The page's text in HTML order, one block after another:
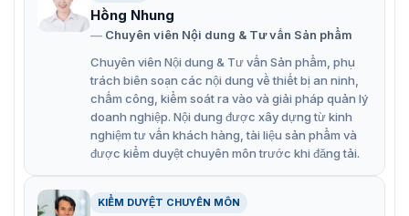
hợp cho doanh nghiệp nhiều ca, nhiều bộ phận
Chuông báo giờ và kết nối chuông ngoài giúp quản
lý giờ vào ca, tan ca
Thiết kế vỏ máy chắc chắn có ổ khóa bảo vệ an toàn
nâng cao độ bền cho thiết bị
Trang bị màn hình LCD trực quan với mặt đồng hồ
Hồng Nhung
Chuyên viên Nội dung & Tư vấn Sản phẩm
Chuyên viên Nội dung & Tư vấn Sản phẩm, phụ
trách biên soạn các nội dung về thiết bị an ninh,
chấm công, kiểm soát ra vào và giải pháp quản lý
doanh nghiệp. Nội dung được xây dựng từ kinh
nghiệm tư vấn khách hàng, tài liệu sản phẩm và
được kiểm duyệt chuyên môn trước khi đăng tải.
KIỂM DUYỆT CHUYÊN MÔN